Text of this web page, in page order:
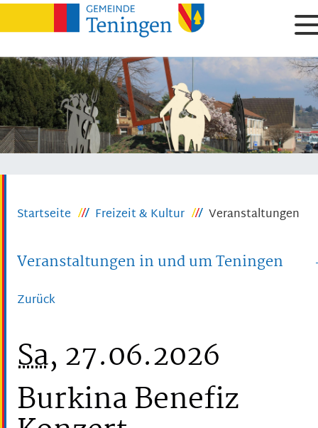
Startseite Freizeit & Kultur Veranstaltungen
Veranstaltungen in und um Teningen
Zurück
Sa, 27.06.2026
Burkina Benefiz